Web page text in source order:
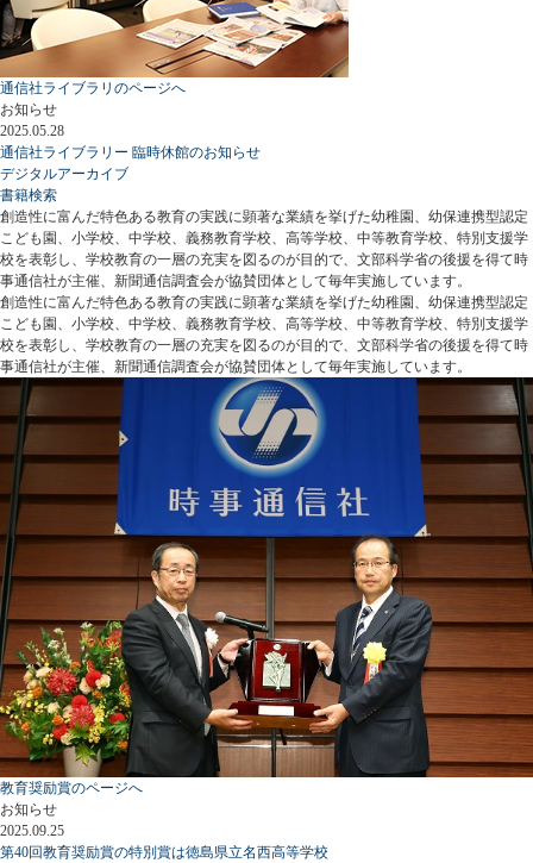
通信社ライブラリのページへ
お知らせ
2025.05.28
通信社ライブラリー 臨時休館のお知らせ
デジタルアーカイブ
書籍検索
創造性に富んだ特色ある教育の実践に顕著な業績を挙げた幼稚園、幼保連携型認定
こども園、小学校、中学校、義務教育学校、高等学校、中等教育学校、特別支援学
校を表彰し、学校教育の一層の充実を図るのが目的で、文部科学省の後援を得て時
事通信社が主催、新聞通信調査会が協賛団体として毎年実施しています。
創造性に富んだ特色ある教育の実践に顕著な業績を挙げた幼稚園、幼保連携型認定
こども園、小学校、中学校、義務教育学校、高等学校、中等教育学校、特別支援学
校を表彰し、学校教育の一層の充実を図るのが目的で、文部科学省の後援を得て時
事通信社が主催、新聞通信調査会が協賛団体として毎年実施しています。
教育奨励賞のページへ
お知らせ
2025.09.25
第40回教育奨励賞の特別賞は徳島県立名西高等学校